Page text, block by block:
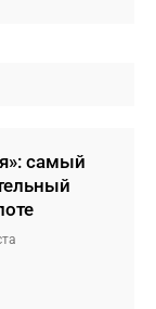
самый